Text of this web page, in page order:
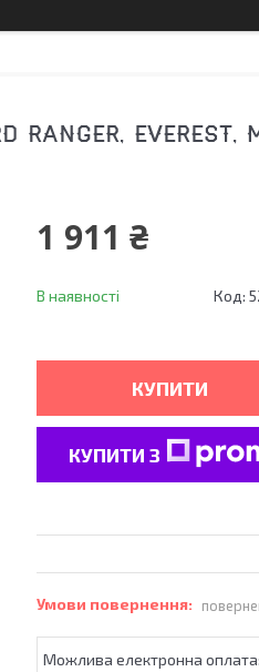
EVEREST,
1 911 ₴
В наявності Код:
КУПИТИ
КУПИТИ З